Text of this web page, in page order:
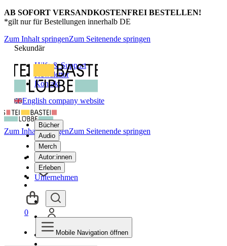
AB SOFORT VERSANDKOSTENFREI BESTELLEN!
*gilt nur für Bestellungen innerhalb DE
Zum Inhalt springenZum Seitenende springen
Sekundär
Hilfe & Support
Newsletter
Kontakt
English company website
Bücher
Audio
Merch
Autor:innen
Erleben
Unternehmen
Zum Inhalt springenZum Seitenende springen
0
Mobile Navigation öffnen